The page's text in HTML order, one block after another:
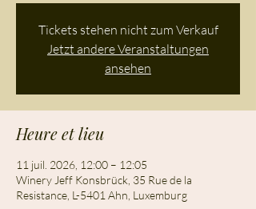
Tickets stehen nicht zum Verkauf
Jetzt andere Veranstaltungen
ansehen
Heure et lieu
11 juil. 2026, 12:00 – 12:05
Winery Jeff Konsbrück, 35 Rue de la
Resistance, L-5401 Ahn, Luxemburg